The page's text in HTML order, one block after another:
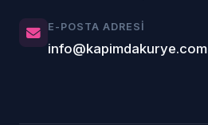
E-POSTA ADRESI
info@kapimdakurye.com